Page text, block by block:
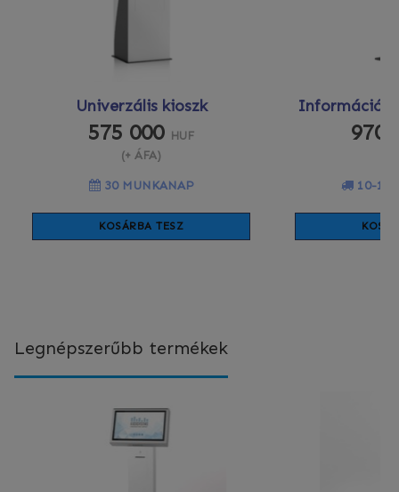
Univerzális kioszk
575 000 HUF
(+ ÁFA)
30 MUNKANAP
KOSÁRBA TESZ
Információs
970
10-12
Legnépszerűbb termékek